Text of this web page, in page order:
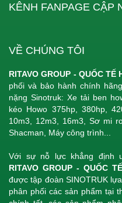
KÊNH FANPAGE CẬP
VỀ CHÚNG TÔI
RITAVO GROUP - QUỐC TẾ
phối và bảo hành chính
nặng Sinotruk: Xe tải ben
kéo Howo 375hp, 380hp,
10m3, 12m3, 16m3, Sơ mi
Shacman, Máy công trình...
Với sự nỗ lực khẳng định
RITAVO GROUP - QUỐC
được tập đoàn SINOTRUK
phân phối các sản phẩm tại